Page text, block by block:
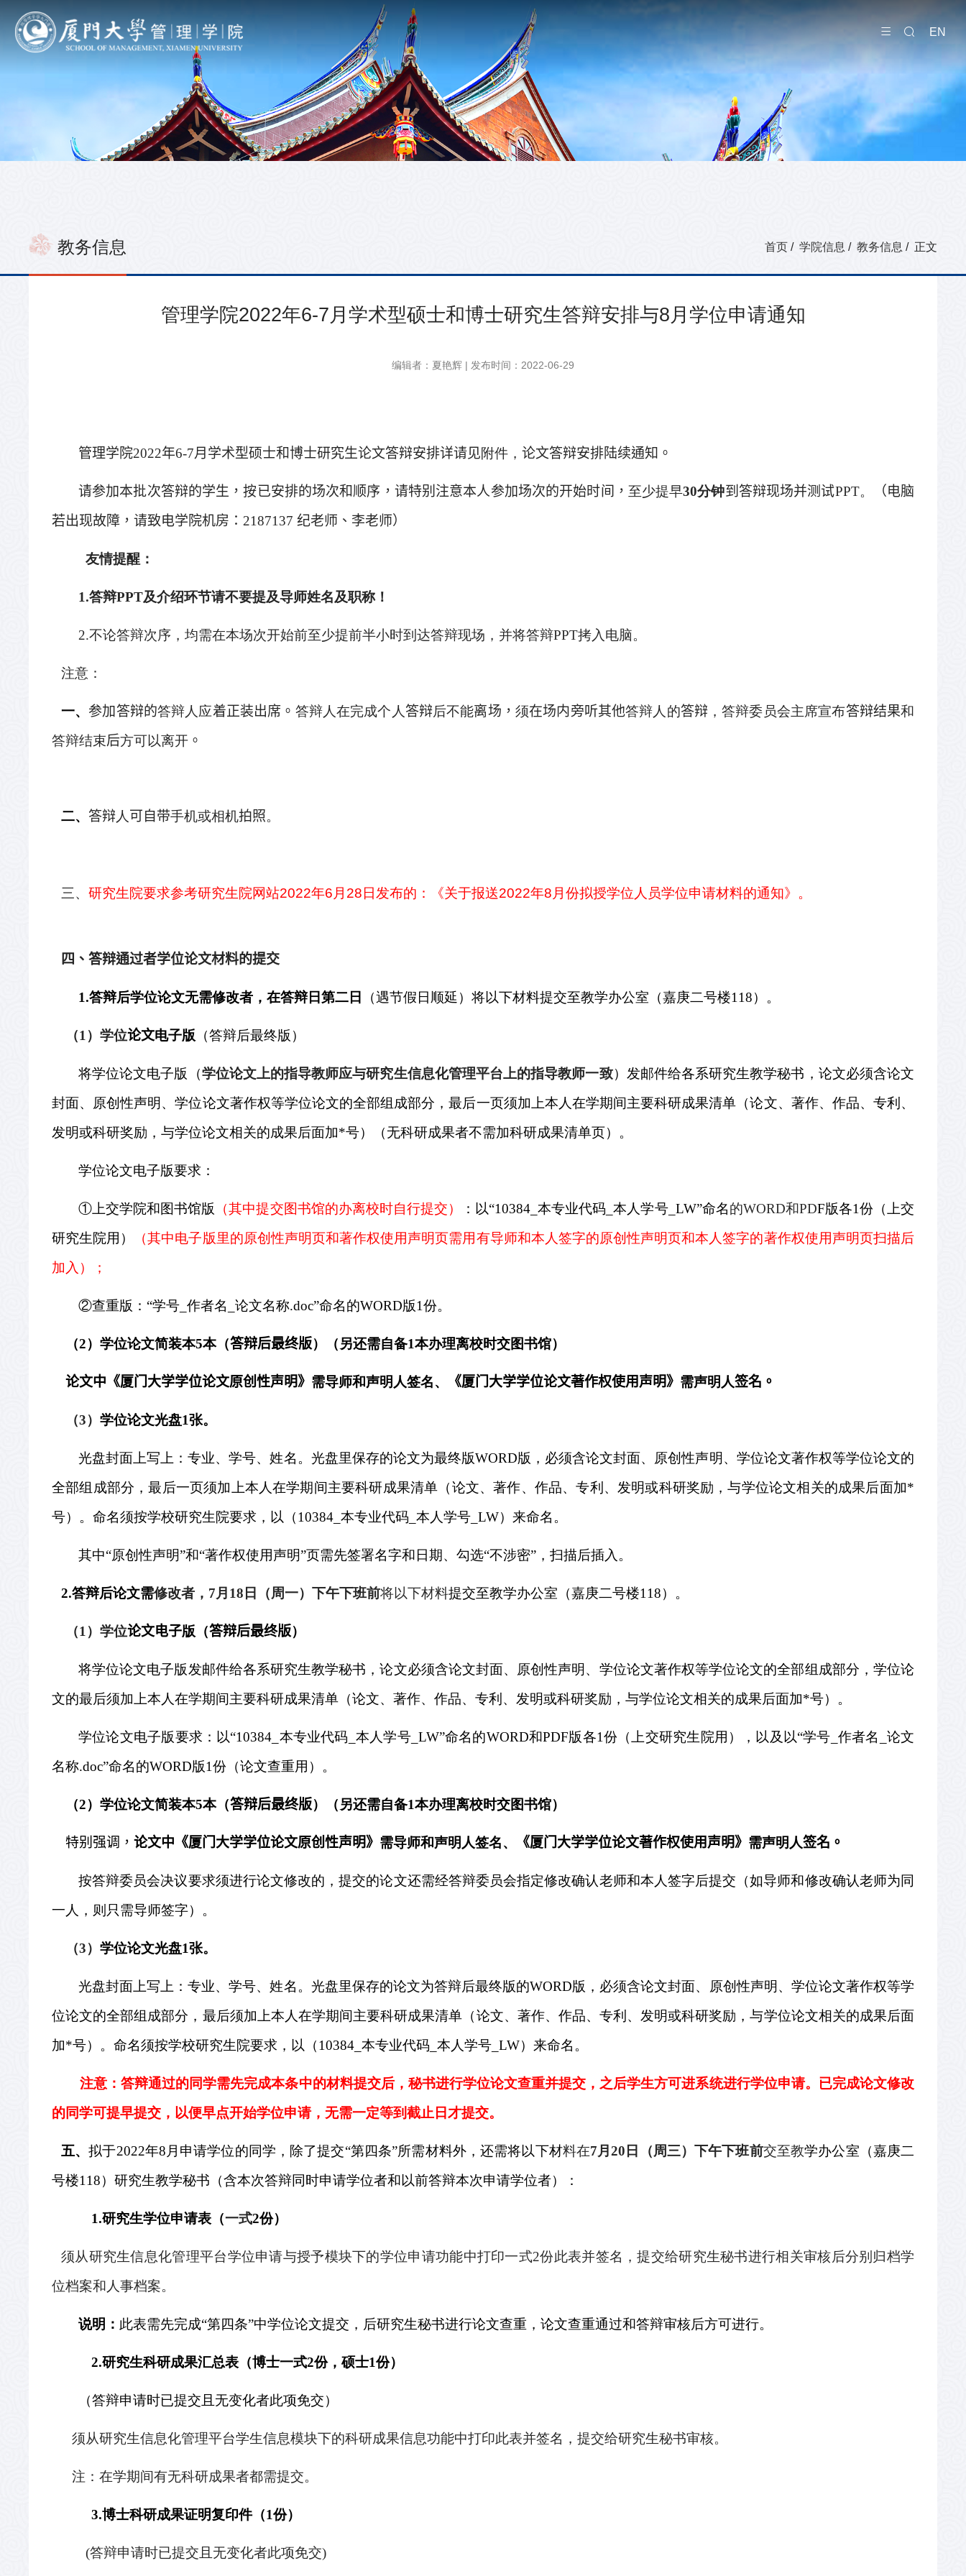
EN
教务信息 首页 / 学院信息 / 教务信息 / 正文
管理学院2022年6-7月学术型硕士和博士研究生答辩安排与8月学位申请通知
编辑者：夏艳辉 | 发布时间：2022-06-29
管理学院2022年6-7月学术型硕士和博士研究生论文答辩安排详请见附件， 论文答辩安排陆续通知。
请参加本批次答辩的学生，按已安排的场次和顺序，请特别注意本人参加场次的开始时间， 至少提早30分钟到答辩现场并测试PPT。
（电脑
若出现故障，请致电学院机房： 2187137 纪老师、李老师）
友情提醒：
1.答辩PPT及介绍环节请不要提及导师姓名及职称！
2.不论答辩次序，均需在本场次开始前至少提前半小时到达答辩现场，并将答辩PPT拷入电脑。
注意：
一、 参加答辩的答辩人应着正装出席。 答辩人在完成个人 答辩后不能离场， 须在场内旁听其他答辩人的答辩 ，答辩委员会主席宣布答辩结果和
答辩结束后方可以离开 。
二、 答辩人 可自带手机或相机拍照。
三、 研究生院要求参考研究生院网站2022年6 月 28 日发布的：《关于报送2022年8 月份拟授学位人员学位申请材料的通知》。
四、答辩通过者学位论文材料的提交
1.答辩后学位论文无需修改者，在答辩日第二日 （遇节假日顺延）将以下材料提交至教学办公室（嘉庚二号楼118）。
（1 ）学位论文电子版 （答辩后最终版）
将学位论文电子版（学位论文上的指导教师应与研究生信息化管理平台上的指导教师一致）发邮件给各系研究生教学秘书，论文必须含论文
封面、原创性声明、学位论文著作权等学位论文的全部组成部分，最后一页须加上本人在学期间主要科研成果清单（论文、著作、作品、专利、
发明或科研奖励，与学位论文相关的成果后面加*号）（无科研成果者不需加科研成果清单页）。
学位论文电子版要求：
①上交学院和图书馆版 （其中提交图书馆的办离校时自行提交） ：以“10384_本专业代码 _本人学号_LW”命名的WORD和PDF版各1份（上交
研究生院用）
（其中电子版里的原创性声明页和著作权使用声明页需用有导师和本人签字的原创性声明页和本人签字的著作权使用声明页扫描后
加入）；
②查重版：“学号 作者名 论文名称.doc”命名的WORD版1份。
（2）学位论文简装本5本（答辩后最终版）（另还需自备1本办理离校时交图书馆）
论文中《厦门大学学位论文原创性声明》 需导师和声明人签名、 《厦门大学学位论文著作权使用声明》 需声明人签名。
（3） 学位论文光盘1张。
光盘封面上写上：专业、学号、姓名。光盘里保存的论文为最终版WORD版，必须含论文封面、原创性声明、学位论文著作权等学位论文的
全部组成部分，最后一页须加上本人在学期间主要科研成果清单（论文、著作、作品、专利、发明或科研奖励，与学位论文相关的成果后面加*
号）。命名须按学校研究生院要求，以（10384_ 本专业代码 本人学号 _LW）来命名。
其中“原创性声明”和“著作权使用声明”页需先签署名字和日期、勾选“不涉密”，扫描后插入。
2.答辩后论文需修改者， 7月 18 日（周一）下午下班前将以下材料提交至教学办公室（嘉庚二号楼118）。
（1 ）学位论文电子版（答辩后最终版）
将学位论文电子版发邮件给各系研究生教学秘书，论文必须含论文封面、原创性声明、学位论文著作权等学位论文的全部组成部分，学位论
文的最后须加上本人在学期间主要科研成果清单（论文、著作、作品、专利、发明或科研奖励，与学位论文相关的成果后面加*号）。
学位论文电子版要求：以“10384_ 本专业代码 本人学号_LW”命名的WORD和PDF版各1份（上交研究生院用），以及以“学号 作者名
论文
名称.doc”命名的WORD版1份（论文查重用）。
（2）学位论文简装本5本（答辩后最终版）（另还需自备1本办理离校时交图书馆）
特别强调， 论文中《厦门大学学位论文原创性声明》 需导师和声明人签名、 《厦门大学学位论文著作权使用声明》 需声明人签名。
按答辩委员会决议要求须进行论文修改的，提交的论文还需经答辩委员会指定修改确认老师和本人签字后提交（如导师和修改确认老师为同
一人，则只需导师签字）。
（3） 学位论文光盘1张。
光盘封面上写上：专业、学号、姓名。光盘里保存的论文为答辩后最终版的WORD版，必须含论文封面、原创性声明、学位论文著作权等学
位论文的全部组成部分，最后须加上本人在学期间主要科研成果清单（论文、著作、作品、专利、发明或科研奖励，与学位论文相关的成果后面
加*号）。命名须按学校研究生院要求，以（10384_ 本专业代码 本人学号 _LW）来命名。
注意：答辩通过的同学需先完成本条中的材料提交后，秘书进行学位论文查重并提交，之后学生方可进系统进行学位申请。已完成论文修改
的同学可提早提交，以便早点开始学位申请，无需一定等到截止日才提交。
五、拟于2022年8 月申请学位的同学，除了提交“第四条”所需材料外，还需将以下材料在7月20 日（周三）下午下班前交至教学办公室（嘉庚二
号楼118）研究生教学秘书（含本次答辩同时申请学位者和以前答辩本次申请学位者）：
1.研究生学位申请表（一式2份）
须从研究生信息化管理平台学位申请与授予模块下的学位申请功能中打印一式2份此表并签名，提交给研究生秘书进行相关审核后分别归档学
位档案和人事档案。
说明： 此表需先完成“第四条”中学位论文提交，后研究生秘书进行论文查重，论文查重通过和答辩审核后方可进行。
2.研究生科研成果汇总表（博士一式2份，硕士1份）
（答辩申请时已提交且无变化者此项免交）
须从研究生信息化管理平台学生信息模块下的科研成果信息功能中打印此表并签名，提交给研究生秘书审核。
注：在学期间有无科研成果者都需提交。
3.博士科研成果证明复印件（1份）
(答辩申请时已提交且无变化者此项免交)